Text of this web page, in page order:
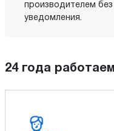
производителем
уведомления.
24 года